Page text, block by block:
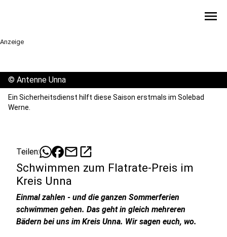
menu
Anzeige
© Antenne Unna
Ein Sicherheitsdienst hilft diese Saison erstmals im Solebad
Werne.
Teilen: mailopen_in_new
Schwimmen zum Flatrate-Preis im
Kreis Unna
Einmal zahlen - und die ganzen Sommerferien
schwimmen gehen. Das geht in gleich mehreren
Bädern bei uns im Kreis Unna. Wir sagen euch, wo.